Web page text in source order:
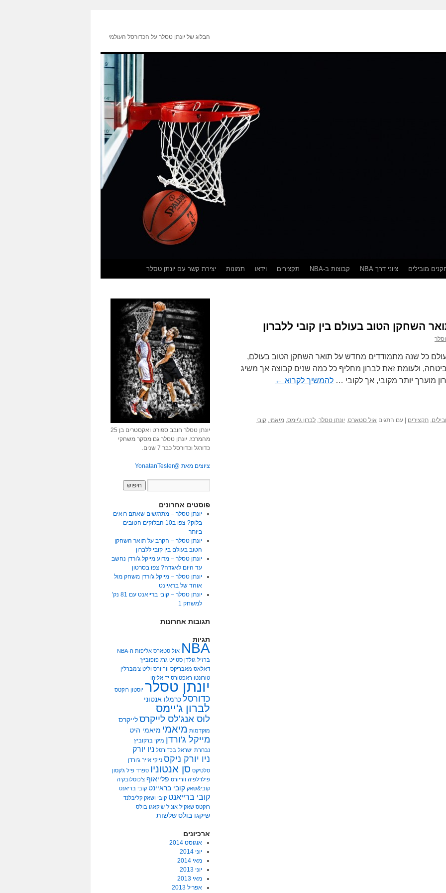
הבלוג של יונתן טסלר על הכדורסל העולמי
מובילים ציוני דרך NBA קבוצות ב-NBA תקצירים וידאו תמונות יצירת קשר עם יונתן טסלר
השחקן הטוב בעולם בין קובי ללברון
כל שנה מתמודדים מחדש על תואר השחקן הטוב בעולם,
ולעומת זאת לברון מחליף כל כמה שנים קבוצה אך משיג
מוערך יותר מקובי, אך לקובי … להמשיך לקרוא ←
, תקצירים עם התגים אול סטארס, יונתן טסלר, לברון ג'יימס, מיאמי, קובי
יונתן טסלר חובב ספורט ואקסטרים בן 25
מהמרכז. יונתן טסלר גם מסקר משחקי
כדורגל וכדורסל כבר 7 שנים.
ציוצים מאת @YonatanTesler
פוסטים אחרונים
יונתן טסלר – מתרגשים שאתם רואים
בלוק? צפו ב10 הבלוקים הטובים
ביותר
יונתן טסלר – הקרב על תואר השחקן
הטוב בעולם בין קובי ללברון
יונתן טסלר – מדוע מייקל ג'ורדן נחשב
עד היום לאגדה? צפו בסרטון
יונתן טסלר – מייקל ג'ורדן משחק מול
אוהד של בראיינט
יונתן טסלר – קובי ברייאנט עם 81 נק'
למשחק 1
תגובות אחרונות
תגיות
NBA אול סטארס אליפות ה-NBA
ברזיל גולדן סטייט גרג פופוביץ'
דאלאס מאבריקס ווריורס וליט צ'מברלין
טורונטו ראפטורס יד אליהו
יונתן טסלר יוסטון רוקטס
כדורסל כרמלו אנטוני
לברון ג'יימס
לוס אנג'לס לייקרס לייקרס
מוקדמות מיאמי מיאמי היט
מייקל ג'ורדן מיקי ברקוביץ
נבחרת ישראל בכדורסל ניו יורק
ניו יורק ניקס נייקי אייר ג'ורדן
סלטיקס סן אנטוניו ספרד פיל ג'קסון
פילדלפיה ווריורס פלייאוף צ'כוסלובקיה
קובי&שאק קובי בראיינט קובי בריאנט
קובי ברייאנט קובי ושאק קליבלנד
רוקטס שאקיל אוניל שיקאגו בולס
שיקגו בולס שלשות
ארכיונים
אוגוסט 2014
יוני 2014
מאי 2014
יוני 2013
מאי 2013
אפריל 2013